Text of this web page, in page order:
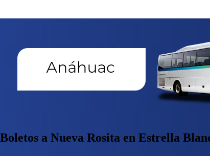
Boletos a Nueva Rosita en Estrella